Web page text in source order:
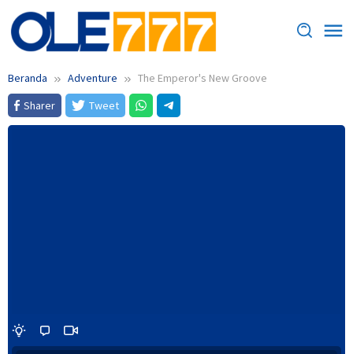
Loncat
ke
konten
Beranda Adventure
The Emperor's New Groove
Sharer
Tweet